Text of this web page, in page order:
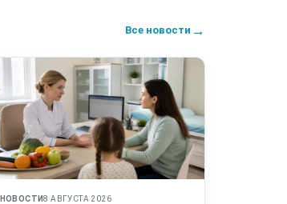
Все новости →
НОВОСТИ8 АВГУСТА 2026